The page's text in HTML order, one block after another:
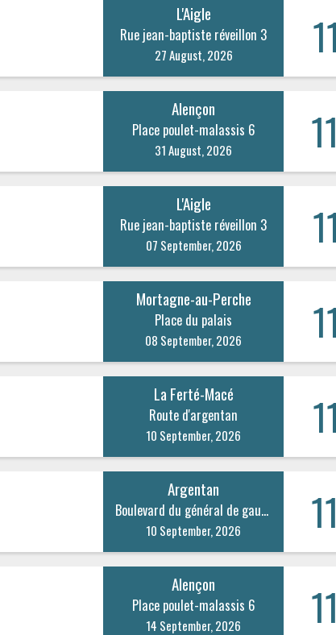
L'Aigle
Rue jean-baptiste réveillon 3
27 August, 2026
Alençon
Place poulet-malassis 6
31 August, 2026
L'Aigle
Rue jean-baptiste réveillon 3
07 September, 2026
Mortagne-au-Perche
Place du palais
08 September, 2026
La Ferté-Macé
Route d'argentan
10 September, 2026
Argentan
Boulevard du général de gaulle 22
10 September, 2026
Alençon
Place poulet-malassis 6
14 September, 2026